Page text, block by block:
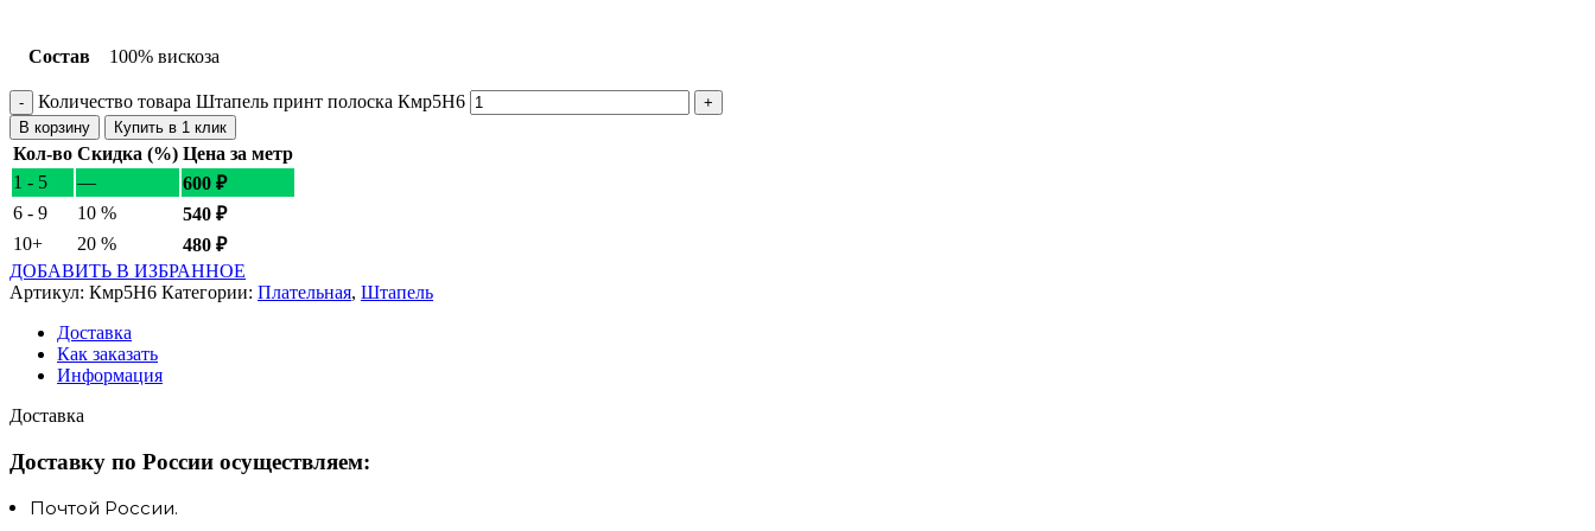
Состав 100% вискоза
Количество товара Штапель принт полоска Кмр5Н6
В корзину Купить в 1 клик
Кол-во Скидка (%) Цена за метр
1 - 5
— 600 ₽
6 - 9
10 % 540 ₽
10+
20 % 480 ₽
ДОБАВИТЬ В ИЗБРАННОЕ
Артикул: Кмр5Н6 Категории: Плательная, Штапель
Доставка
Как заказать
Информация
Доставка
Доставку по России осуществляем:
Почтой России.